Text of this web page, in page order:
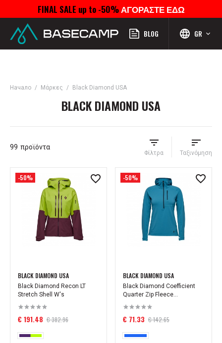
FINAL SALE up to -50%ΑΓΟΡΑΣΤΕ ΕΔΩ
BLOG GR
Начало Μάρκες Black Diamond USA
BLACK DIAMOND USA
99 προϊόντα
Φίλτρα Ταξινόμηση
-50%
BLACK DIAMOND USA
Black Diamond Recon LT
Stretch Shell W's
€ 191.48 € 382.96
-50%
BLACK DIAMOND USA
Black Diamond Coefficient
Quarter Zip Fleece...
€ 71.33 € 142.65